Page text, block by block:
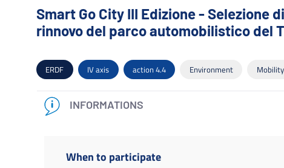
Smart Go City III Edizione -
rinnovo del parco automobilistico del
ERDF IV axis action 4.4 Environment Mobility
INFORMATIONS
When to participate